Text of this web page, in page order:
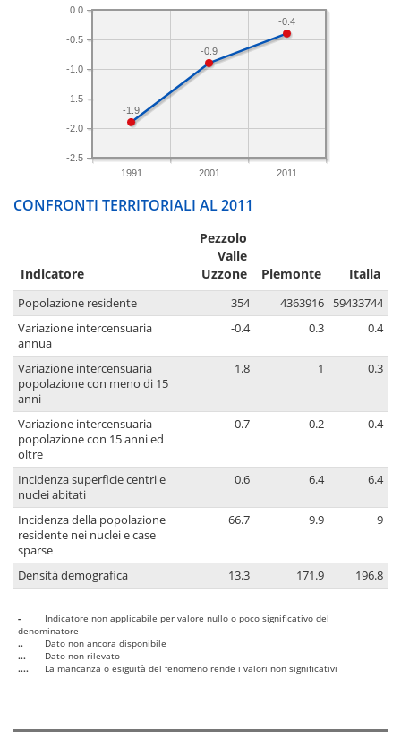
1991 2001 2011
-2.5
-2.0
-1.5
-1.0
-0.5
0.0
-0.4
-0.9
-1.9
CONFRONTI TERRITORIALI AL 2011
Indicatore
Pezzolo
Valle
Uzzone
Piemonte Italia
Popolazione residente 354 4363916
59433744
Variazione intercensuaria
annua
-0.4 0.3 0.4
Variazione intercensuaria
popolazione con meno di 15
anni
1.8 1 0.3
Variazione intercensuaria
popolazione con 15 anni ed
oltre
-0.7 0.2 0.4
Incidenza superficie centri e
nuclei abitati
0.6 6.4 6.4
Incidenza della popolazione
residente nei nuclei e case
sparse
66.7 9.9 9
Densità demografica 13.3 171.9 196.8
-
Indicatore non applicabile per valore nullo o poco significativo del
denominatore
..
Dato non ancora disponibile
...
Dato non rilevato
....
La mancanza o esiguità del fenomeno rende i valori non significativi